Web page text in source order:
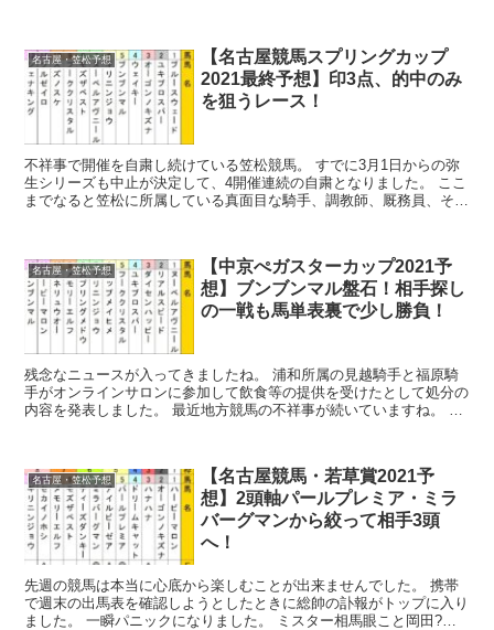
名古屋・笠松予想
【名古屋競馬スプリングカップ
2021最終予想】印3点、的中のみ
を狙うレース！
不祥事で開催を自粛し続けている笠松競馬。 すでに3月1日からの弥
生シリーズも中止が決定して、4開催連続の自粛となりました。 ここ
までなると笠松に所属している真面目な騎手、調教師、厩務員、その
名古屋・笠松予想
【中京ぺガスターカップ2021予
想】ブンブンマル盤石！相手探し
の一戦も馬単表裏で少し勝負！
残念なニュースが入ってきましたね。 浦和所属の見越騎手と福原騎
手がオンラインサロンに参加して飲食等の提供を受けたとして処分の
内容を発表しました。 最近地方競馬の不祥事が続いていますね。 こ
名古屋・笠松予想
【名古屋競馬・若草賞2021予
想】2頭軸パールプレミア・ミラ
バーグマンから絞って相手3頭
へ！
先週の競馬は本当に心底から楽しむことが出来ませんでした。 携帯
で週末の出馬表を確認しようとしたときに総帥の訃報がトップに入り
ました。 一瞬パニックになりました。 ミスター相馬眼こと岡田?幸